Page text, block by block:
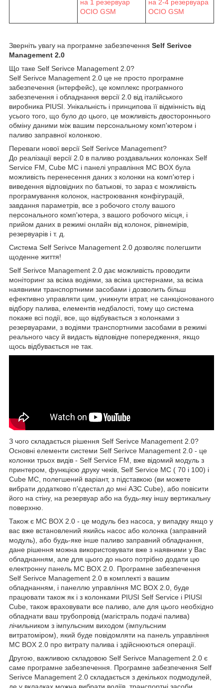
на 1 резервуар
OCIO GSM
на 2-4 резервуара
OCIO GSM
Зверніть увагу на програмне забезпечення Self Serivce
Management 2.0
Що таке Self Serivce Management 2.0?
Self Serivce Management 2.0 це не просто програмне
забезпечення (інтерфейс), це комплекс програмного
забезпечення і обладнання версії 2.0 від італійського
виробника PIUSI. Унікальність і принципова її відмінність від
усього того, що було до цього, це можливість двостороннього
обміну даними між вашим персональному комп'ютером і
паливо заправної колонкою.
Переваги нової версії Self Serivce Management?
До реалізації версії 2.0 в паливо роздавальних колонках Self
Service FM, Cube MC і панелі управління MC BOX була
можливість перенесення даних з колонки на комп'ютер і
виведення відповідних по батькові, то зараз є можливість
програмування колонок, настроювання конфігурацій,
завдання параметрів, все з робочого столу вашого
персонального комп'ютера, з вашого робочого місця, і
прийом даних в режимі онлайн від колонок, рівнемірів,
резервуарів і т. д.
Система Self Serivce Management 2.0 дозволяє полегшити
щоденне життя!
Self Serivce Management 2.0 дає можливість проводити
моніторинг за всіма водіями, за всіма цистернами, за всіма
наявними транспортними засобами і дозволить більш
ефективно управляти цим, уникнути втрат, не санкціонованого
відбору палива, елементів недбалості, тому що система
покаже всі події, все, що відбувається з колонками з
резервуарами, з водіями транспортними засобами в режимі
реального часу й видасть відповідне попередження, якщо
щось відбувається не так.
З чого складається рішення Self Serivce Management 2.0?
Основні елементи системи Self Serivce Management 2.0 - це
колонки трьох видів - Self Service FM, вже відомий модуль з
принтером, функцією друку чеків, Self Service MC ( 70 і 100) і
Cube MC, полегшений варіант, з підставкою (ви можете
вибрати додатково п'єдестал до мні АЗС Cube), або повісити
його на стіну, на резервуар або на будь-яку іншу вертикальну
поверхню.
Також є MC BOX 2.0 - це модуль без насоса, у випадку якщо у
вас вже встановлений якийсь насос або колонка (заправний
модуль), або будь-яке інше паливо заправний обладнання,
дане рішення можна використовувати вже з наявними у Вас
обладнанням, але для цього до нього потрібно додати цю
електронну панель MC BOX 2.0. Програмне забезпечення
Self Serivce Management 2.0 в комплекті з вашим
обладнанням, і панеллю управління MC BOX 2.0, буде
працювати також як і з колонками PIUSI Self Service і PIUSI
Cube, також враховувати все паливо, але для цього необхідно
обладнати ваш трубопровід (магістраль подачі палива)
лічильником з імпульсним виходом (імпульсним
витратоміром), який буде повідомляти на панель управління
MC BOX 2.0 про витрату палива і здійснюються операції.
Другою, важливою складовою Self Serivce Management 2.0 є
саме програмне забезпечення. Програмне забезпечення Self
Serivce Management 2.0 складається з декількох подмодулей,
де у вкладках можна вибрати водіїв, транспортні засоби,